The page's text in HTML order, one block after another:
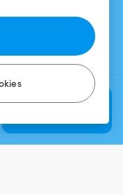
Verificar